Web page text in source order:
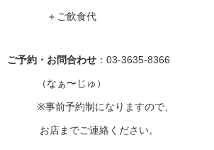
＋ご飲食代
ご予約・お問合わせ ：03-3635-8366
（なぁ〜じゅ）
※事前予約制になりますので、
お店までご連絡ください。